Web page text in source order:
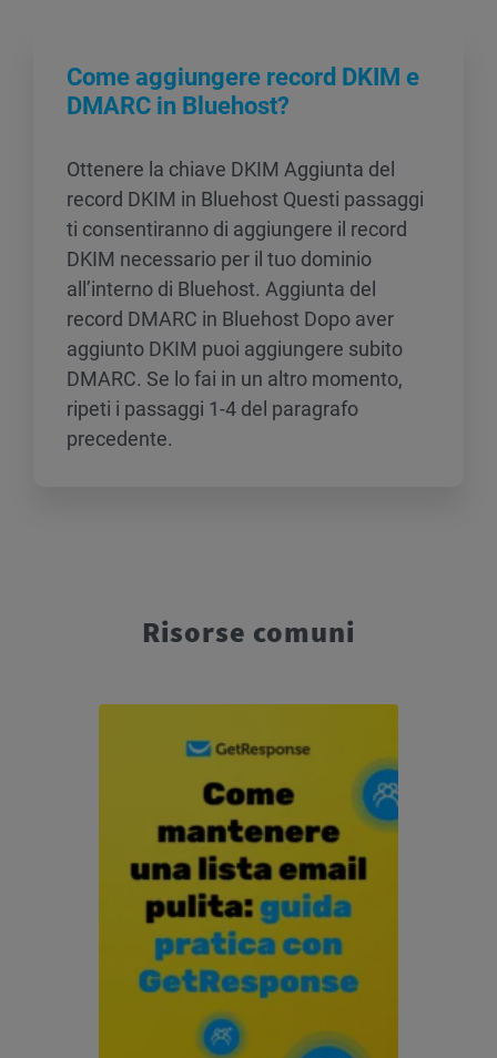
Come aggiungere record DKIM e
DMARC in Bluehost?
Ottenere la chiave DKIM Aggiunta del
record DKIM in Bluehost Questi passaggi
ti consentiranno di aggiungere il record
DKIM necessario per il tuo dominio
all’interno di Bluehost. Aggiunta del
record DMARC in Bluehost Dopo aver
aggiunto DKIM puoi aggiungere subito
DMARC. Se lo fai in un altro momento,
ripeti i passaggi 1-4 del paragrafo
precedente.
Risorse comuni